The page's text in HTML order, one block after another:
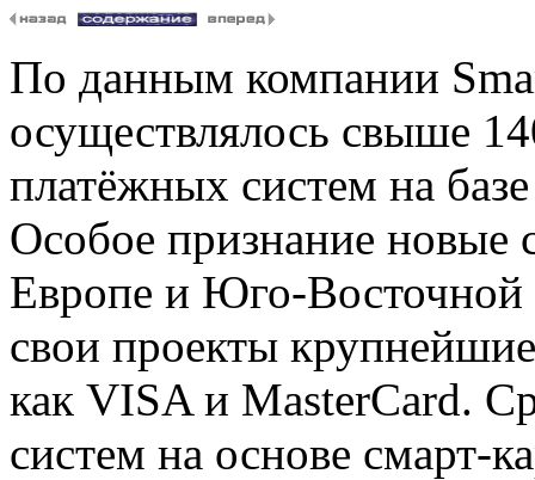
По данным компании
осуществлялось свыше
платёжных систем на
Особое признание новые
Европе и Юго-Восточной
свои проекты
как VISA и MasterCard.
систем на основе смарт-